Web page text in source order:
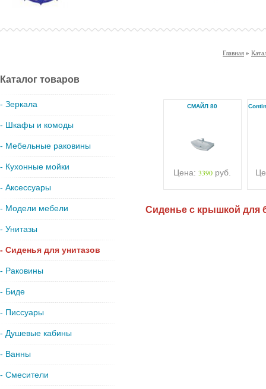
Главная »
Каталог товаров
- Зеркала
- Шкафы и комоды
- Мебельные раковины
- Кухонные мойки
- Аксессуары
- Модели мебели
- Унитазы
- Сиденья для унитазов
- Раковины
- Биде
- Писсуары
- Душевые кабины
- Ванны
- Смесители
СМАЙЛ 80
Цена: 3390 руб.
Сиденье с крышкой для